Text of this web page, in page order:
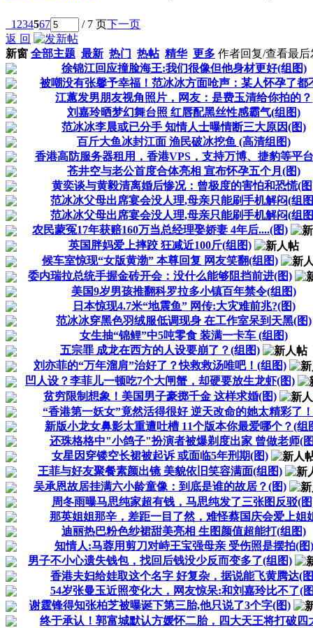
1 234567 / 7 页下一页
返 回
新窗 全部主题 最新 热门 热帖 精华 更多 作者回复/查看最后
徐锦江回应撞脸海王:我们很像但他身材更好(组图)
被嘲没有张馨予幸福！范冰冰方面呛声：某人怀孕了都
江蕙发男朋友视角照片，网友：是费玉清给你拍的？
刘嘉玲晒梦幻舞台照 红唇配黑丝性感霸气(组图)
范冰冰李晨或已分手 知情人士曝情断三大原因(图)
百斤大鱼冰封江面 渔民破冰挖鱼 (高清组图)
香港高防服务器租用，香港VPS，支持万博、捷豹等平
苍井空与老公首度合体亮相 宣布怀孕五个月(图)
黄奕谈与黄毅清离婚后惨况：曾极度的害怕和恐慌(
范冰冰父母出席宴会没人理,母亲只能刷手机解闷(组
范冰冰父母出席宴会没人理,母亲只能刷手机解闷(组
农民蒙冤17年获赔160万当总经理娶娇妻 4年后....(图)
英国胖妈爱上摔跤 狂减近100斤(组图)
候车室惊现“女版黄渤” 本尊回复 网友笑翻(组图)
委内瑞拉总统手握金砖开会：没什么能够阻挡前进(图)
美国9岁男孩推翻科罗拉多小镇百年禁令(组图)
日本惊现4.7米“地震鱼” 网传:大灾难前兆?(图)
范冰冰穿黑色羽绒服低调现身 在工作室呆到天黑(图)
女生抽“锦鲤”中5吨零食 装满一卡车 (组图)
五宗罪 成龙在西方的人设要崩了？(组图)
刘亦菲的“万年溜肩”治好了？快救救汤唯吧！(组图)
凹人设？李菲儿一顿吃7个大闸蟹，却硬要放生龙虾(图)
贫穷限制想象！美国男子豪掷千金 这样求婚(图)
“香港第一妖女”竟然活得很好 逆天改命的她太精彩了
新版小龙女鼻影太重遭吐槽 11个版本你最爱哪个？(组
还珠格格中"小鸽子"扮演者被爆剃度出家 曾做老师(
女星因穿镂空长裙被起诉 或面临5年刑期(图)
王菲与好友聚餐素颜出镜 美貌依旧笑容满面(组图)
吴承恩故居挂满六小龄童像：到底是谁的故居？(图)
周冬雨曝马思纯家超有钱，马思纯发了三张图反驳(
那英姐姐那辛，差距一目了然，难怪蔡国庆会爱上姐
迪丽热巴粉色纱裙甜美亮相 生图颜值超能打(组图)
知情人:马蓉用剪刀对峙王宝强母亲 受伤照是摆拍(图)
男子不小心遗失钱包，找回后钱没少反而变多了(组图)
香港夫妇给娃取这个名字 好复杂，据说能飞黄腾达(
54岁张曼玉近照变化大，网友惊呆:和刘嘉玲比不了(
谢霆锋得知张柏芝被曝诞下第三胎,他只说了3个字(图)
终于承认！郭富城默认方媛怀二胎，四大天王将打破四